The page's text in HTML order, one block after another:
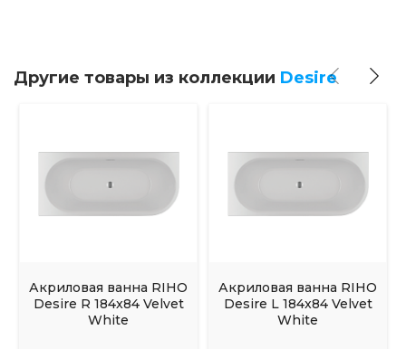
Другие товары из коллекции Desire
Акриловая ванна RIHO
Desire R 184x84 Velvet
White
Акриловая ванна RIHO
Desire L 184x84 Velvet
White